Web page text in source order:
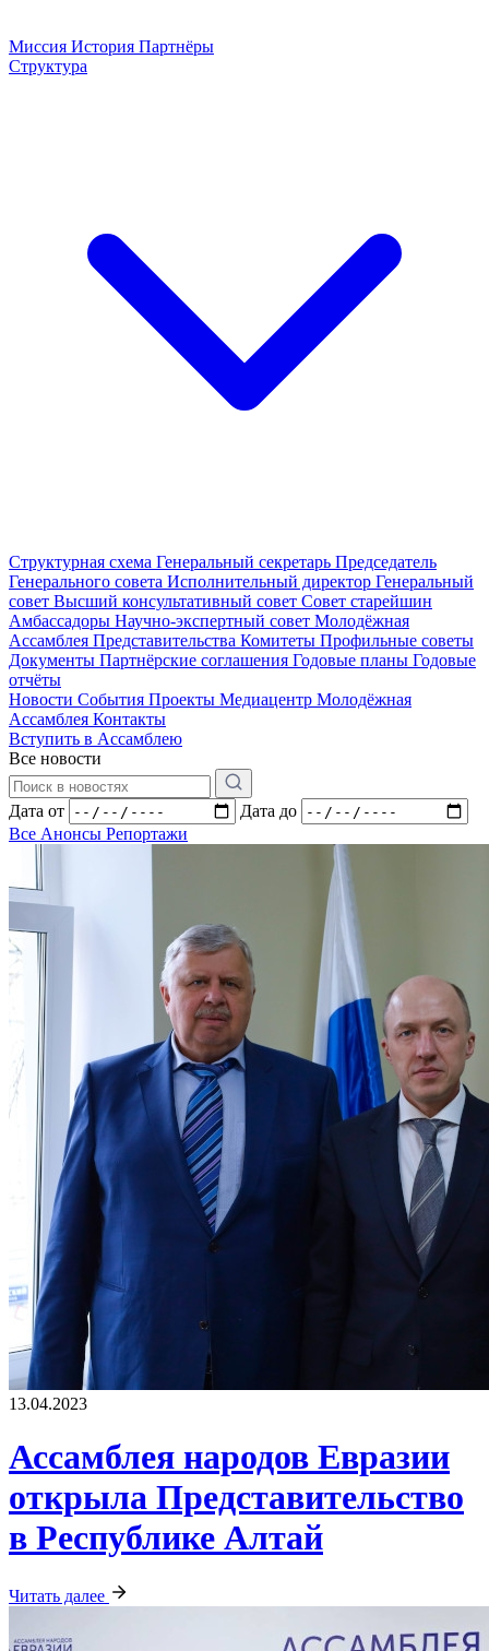
Миссия История Партнёры
Структура
Структурная схема Генеральный секретарь Председатель
Генерального совета Исполнительный директор Генеральный
совет Высший консультативный совет Совет старейшин
Амбассадоры Научно-экспертный совет Молодёжная
Ассамблея Представительства Комитеты Профильные советы
Документы Партнёрские соглашения Годовые планы Годовые
отчёты
Новости События Проекты Медиацентр Молодёжная
Ассамблея Контакты
Вступить в Ассамблею
Все новости
Дата от
Дата до
Все Анонсы Репортажи
13.04.2023
Ассамблея народов Евразии
открыла Представительство
в Республике Алтай
Читать далее